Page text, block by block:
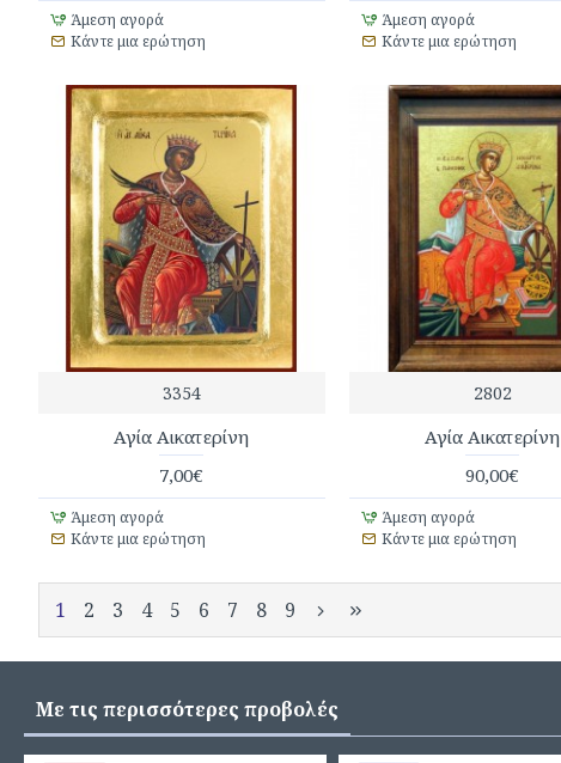
Άμεση αγορά
Κάντε μια ερώτηση
Άμεση αγορά
Κάντε μια ερώτηση
3354
Αγία Αικατερίνη
7,00€
Άμεση αγορά
Κάντε μια ερώτηση
2802
Αγία Αικατερίνη
90,00€
Άμεση αγορά
Κάντε μια ερώτηση
1 2 3 4 5 6 7 8 9
Με τις περισσότερες προβολές